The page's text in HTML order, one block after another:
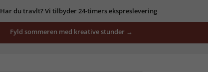
Har du travlt? Vi tilbyder 24-timers ekspreslevering
Fyld sommeren med kreative stunder →